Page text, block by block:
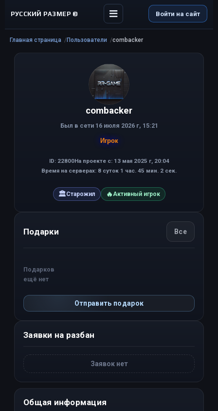
РУССКИЙ РАЗМЕР © Войти на сайт
Главная страница Пользователи combacker
combacker
Был в сети 16 июля 2026 г, 15:21
Игрок
ID: 22800На проекте с: 13 мая 2025 г, 20:04
Время на серверах: 8 суток 1 час. 45 мин. 2 сек.
🏛Старожил 🔥Активный игрок
Подарки Все
Подарков
ещё нет
Отправить подарок
Заявки на разбан
Заявок нет
Общая информация